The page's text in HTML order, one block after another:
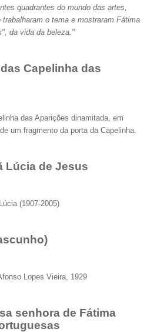
quadrantes do mundo das artes,
o tema e mostraram Fátima
da vida da beleza."
Capelinha das
das Aparições dinamitada, em
um fragmento da porta da Capelinha.
Lúcia de Jesus
(1907-2005)
Lopes Vieira, 1929
senhora de Fátima